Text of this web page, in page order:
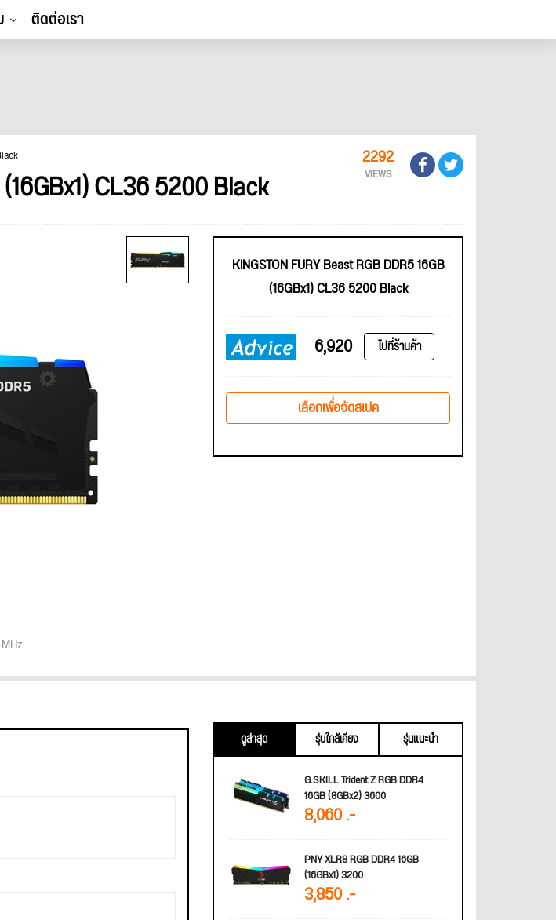
ติดต่อเรา
CL36 5200 Black
2292
VIEWS
KINGSTON FURY Beast RGB DDR5 16GB
(16GBx1) CL36 5200 Black
6,920 ไปที่ร้านค้า
เลือกเพื่อจัดสเปค
ดูล่าสุด รุ่นใกล้เคียง
รุ่นแนะนำ
G.SKILL Trident Z RGB DDR4
16GB (8GBx2) 3600
8,060 .-
PNY XLR8 RGB DDR4 16GB
(16GBx1) 3200
3,850 .-